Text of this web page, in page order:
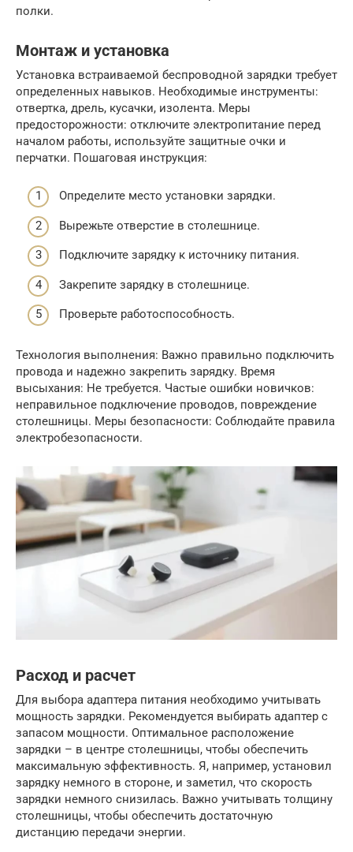
полки.
Монтаж и установка
Установка встраиваемой беспроводной зарядки требует
определенных навыков. Необходимые инструменты:
отвертка, дрель, кусачки, изолента. Меры
предосторожности: отключите электропитание перед
началом работы, используйте защитные очки и
перчатки. Пошаговая инструкция:
Определите место установки зарядки.
Вырежьте отверстие в столешнице.
Подключите зарядку к источнику питания.
Закрепите зарядку в столешнице.
Проверьте работоспособность.
Технология выполнения: Важно правильно подключить
провода и надежно закрепить зарядку. Время
высыхания: Не требуется. Частые ошибки новичков:
неправильное подключение проводов, повреждение
столешницы. Меры безопасности: Соблюдайте правила
электробезопасности.
Расход и расчет
Для выбора адаптера питания необходимо учитывать
мощность зарядки. Рекомендуется выбирать адаптер с
запасом мощности. Оптимальное расположение
зарядки – в центре столешницы, чтобы обеспечить
максимальную эффективность. Я, например, установил
зарядку немного в стороне, и заметил, что скорость
зарядки немного снизилась. Важно учитывать толщину
столешницы, чтобы обеспечить достаточную
дистанцию передачи энергии.